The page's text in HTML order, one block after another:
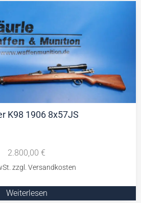
K98 1906 8x57JS
2.800,00 €
Weiterlesen